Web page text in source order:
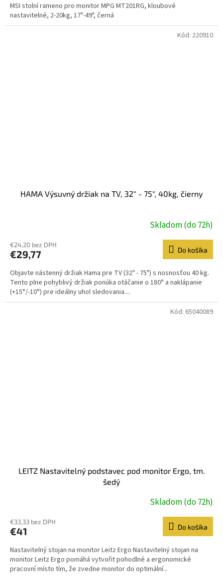
MSI stolní rameno pro monitor MPG MT201RG, kloubové
nastavitelné, 2-20kg, 17"-49", černá
HAMA Výsuvný držiak na TV, 32" - 75", 40kg, čierny
Skladom (do 72h)
€24,20 bez DPH
€29,77 Do košíka
Objavte nástenný držiak Hama pre TV (32" - 75") s nosnosťou 40 kg.
Tento plne pohyblivý držiak ponúka otáčanie o 180° a naklápanie
(+15°/-10°) pre ideálny uhol sledovania....
Kód: 220910
LEITZ Nastavitelný podstavec pod monitor Ergo, tm.
šedý
Skladom (do 72h)
€33,33 bez DPH
€41 Do košíka
Nastavitelný stojan na monitor Leitz Ergo Nastavitelný stojan na
monitor Leitz Ergo pomáhá vytvořit pohodlné a ergonomické
pracovní místo tím, že zvedne monitor do optimální...
Kód: 65040089